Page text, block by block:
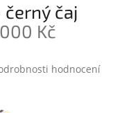
černý čaj
Kč
hodnocení